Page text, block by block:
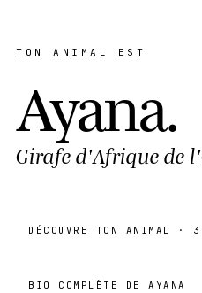
TON ANIMAL EST
Ayana.
Girafe d'Afrique de
DÉCOUVRE TON ANIMAL ·
BIO COMPLÈTE DE AYANA